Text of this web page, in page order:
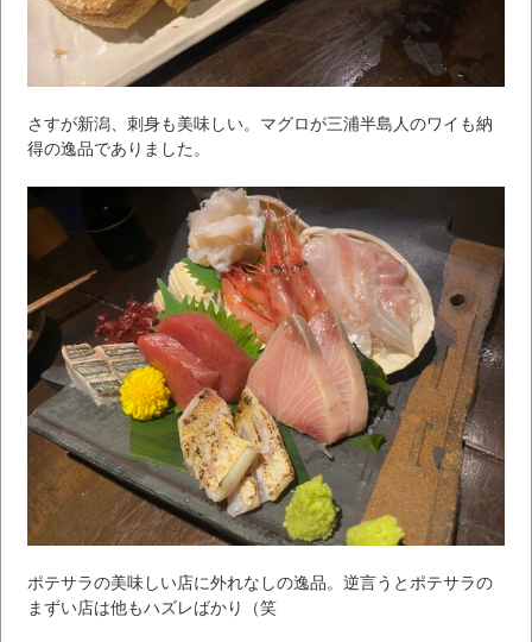
さすが新潟、刺身も美味しい。マグロが三浦半島人のワイも納
得の逸品でありました。
ポテサラの美味しい店に外れなしの逸品。逆言うとポテサラの
まずい店は他もハズレばかり（笑